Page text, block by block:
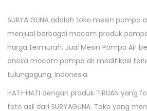
t
i
o
n
t
t
e
d
o
n
u
a
r
i
2
t
e
d
i
SURYA GUNA adalah toko mesin pompa
menjual berbagai macam produk
harga termurah. Jual Mesin Pompa Air
aneka macam pompa air modifikasi
tulungagung, Indonesia.
HATI-HATI dengan produk TIRUAN yang
foto asli dari SURYAGUNA. Toko yang